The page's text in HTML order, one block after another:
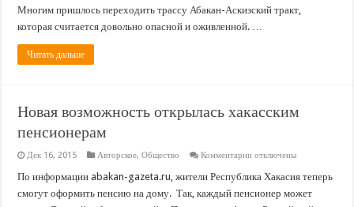
Многим пришлось переходить трассу Абакан-Аскизский тракт,
которая считается довольно опасной и оживленной. …
Читать дальше
Новая возможность открылась хакасским
пенсионерам
Дек 16, 2015 Авторское,Общество Комментариик
Новая
открылась
отключены
По информации abakan-gazeta.ru, жители Республика Хакасия теперь
смогут оформить пенсию на дому. Так, каждый пенсионер может